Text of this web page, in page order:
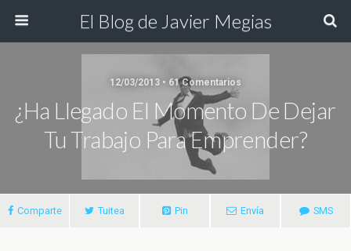
El Blog de Javier Megias
12/03/2013 • 61 Comentarios
¿Ha Llegado El Momento De Dejar
Tu Trabajo Para Emprender?
Comparte Tuitea Pin Envía SMS